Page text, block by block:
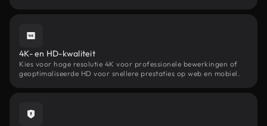
4K- en HD-kwaliteit
Kies voor hoge resolutie 4K voor professionele bewerkingen of
geoptimaliseerde HD voor snellere prestaties op web en mobiel.